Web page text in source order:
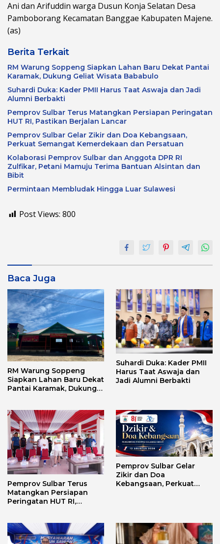
Ani dan Arifuddin warga Dusun Konja Selatan Desa
Pamboborang Kecamatan Banggae Kabupaten Majene.
(as)
Berita Terkait
RM Warung Soppeng Siapkan Lahan Baru Dekat Pantai
Karamak, Dukung Geliat Wisata Bababulo
Suhardi Duka: Kader PMII Harus Taat Aswaja dan Jadi
Alumni Berbakti
Pemprov Sulbar Terus Matangkan Persiapan Peringatan
HUT RI, Pastikan Berjalan Lancar
Pemprov Sulbar Gelar Zikir dan Doa Kebangsaan,
Perkuat Semangat Kemerdekaan dan Persatuan
Kolaborasi Pemprov Sulbar dan Anggota DPR RI
Zulfikar, Petani Mamuju Terima Bantuan Alsintan dan
Bibit
Permintaan Membludak Hingga Luar Sulawesi
Post Views: 800
Baca Juga
RM Warung Soppeng
Siapkan Lahan Baru Dekat
Pantai Karamak, Dukung
Suhardi Duka: Kader PMII
Harus Taat Aswaja dan
Jadi Alumni Berbakti
Pemprov Sulbar Terus
Matangkan Persiapan
Peringatan HUT RI,
Pemprov Sulbar Gelar
Zikir dan Doa
Kebangsaan, Perkuat